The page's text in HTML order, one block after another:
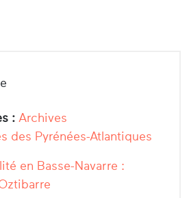
: Archives
des Pyrénées-Atlantiques
en Basse-Navarre :